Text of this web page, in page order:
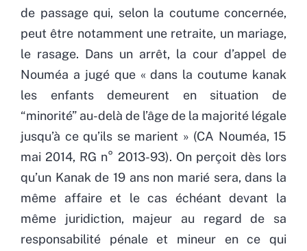
de passage qui, selon la coutume concernée,
peut être notamment une retraite, un mariage,
le rasage. Dans un arrêt, la cour d’appel de
Nouméa a jugé que « dans la coutume kanak
les enfants demeurent en situation de
“minorité” au-delà de l’âge de la majorité légale
jusqu’à ce qu’ils se marient » (CA Nouméa, 15
mai 2014, RG n° 2013-93). On perçoit dès lors
qu’un Kanak de 19 ans non marié sera, dans la
même affaire et le cas échéant devant la
même juridiction, majeur au regard de sa
responsabilité pénale et mineur en ce qui